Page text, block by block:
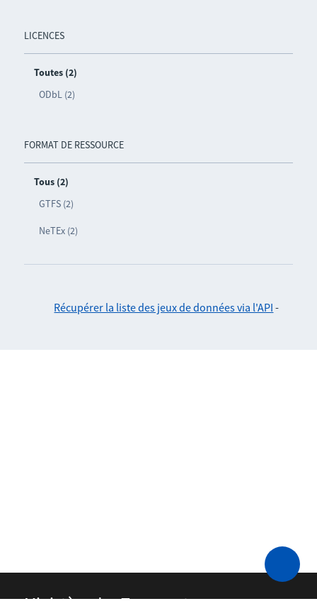
LICENCES
Toutes (2)
ODbL (2)
FORMAT DE RESSOURCE
Tous (2)
GTFS (2)
NeTEx (2)
Récupérer la liste des jeux de données via l'API -